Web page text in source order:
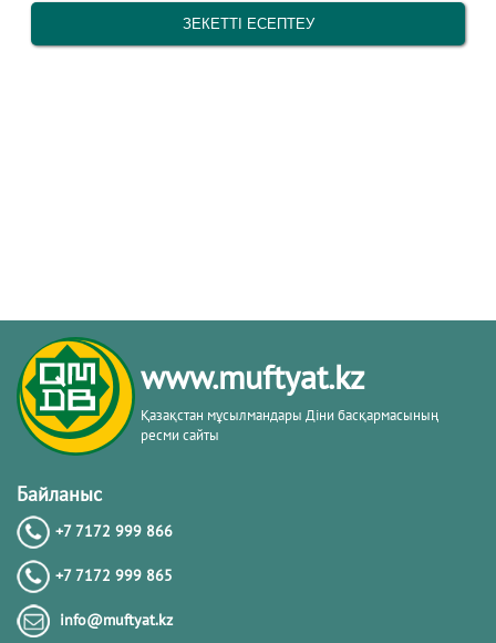
www.muftyat.kz
Қазақстан мұсылмандары Діни басқармасының
ресми сайты
Байланыс
+7 7172 999 866
+7 7172 999 865
info@muftyat.kz